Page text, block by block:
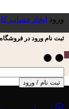
ورود
ایجاد حساب
ثبت نام ورود در فروشگاه
ثبت نام / ورود